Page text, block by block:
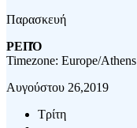
Παρασκευή
ΡΕΠΌ
Timezone: Europe/Athens
Αυγούστου 26,2019
Τρίτη